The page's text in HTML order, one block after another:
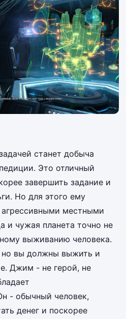
станет добыча
Это отличный
завершить задание и
Но для этого ему
агрессивными местными
и чужая планета точно не
выживанию человека.
но вы должны выжить и
Джим - не герой, не
- обычный человек,
денег и поскорее